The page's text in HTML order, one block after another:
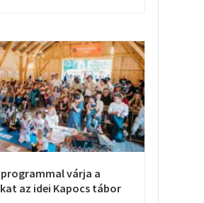
programmal várja a
az idei Kapocs tábor